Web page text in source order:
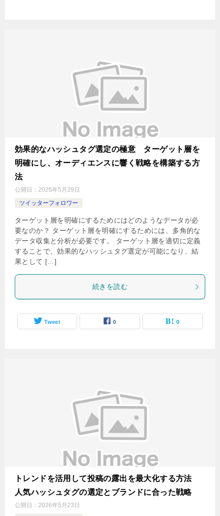
効果的なハッシュタグ選定の極意 ターゲット層を
明確にし、オーディエンスに響く戦略を構築する方
法
公開日： 2026年5月29日
ツイッターフォロワー
ターゲット層を明確にするためにはどのようなデータが必
要なのか？ ターゲット層を明確にするためには、多角的な
データ収集と分析が必要です。 ターゲット層を適切に定義
することで、効果的なハッシュタグ選定が可能になり、結
果として […]
続きを読む
Tweet 0 0
トレンドを活用して投稿の露出を最大化する方法
人気ハッシュタグの選定とブランドに合った戦略
公開日： 2026年5月23日